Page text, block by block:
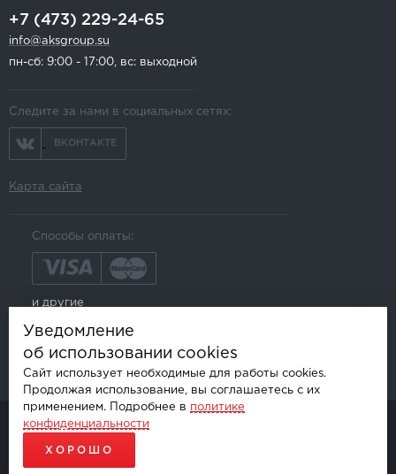
+7 (473) 229-24-65
info@aksgroup.su
пн-сб: 9:00 - 17:00, вс: выходной
Следите за нами в социальных сетях:
ВКОНТАКТЕ
Карта сайта
Способы оплаты:
и другие
© AKSGROUP, 2026.
ПРОДАЖА И УСТАНОВКА АВТОМОБИЛЬНОЙ ЭЛЕКТРОНИКИ
Уведомление
об использовании cookies
Сайт использует необходимые для работы cookies.
Продолжая использование, вы соглашаетесь с их
применением. Подробнее в политике
конфиденциальности
ХОРОШО